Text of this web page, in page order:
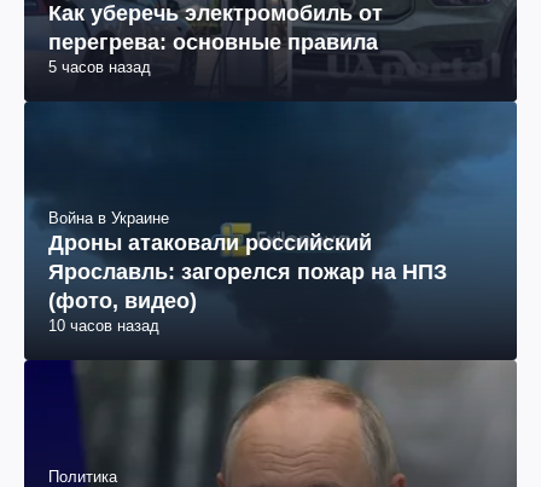
Как уберечь электромобиль от
перегрева: основные правила
5 часов назад
Война в Украине
Дроны атаковали российский
Ярославль: загорелся пожар на НПЗ
(фото, видео)
10 часов назад
Политика